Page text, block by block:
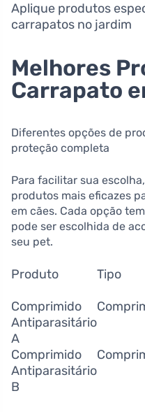
Aplique produtos
carrapatos no jardim
Melhores
Carrapato
Diferentes opções de
proteção completa
Para facilitar sua
produtos mais eficazes
em cães. Cada opção
pode ser escolhida de
seu pet.
Produto Tipo
Comprimido
Antiparasitário
A
Comprimido
Antiparasitário
B